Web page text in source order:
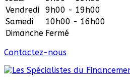
Vendredi
9h00 - 19h00
Samedi
10h00 - 16h00
Dimanche Fermé
Contactez-nous